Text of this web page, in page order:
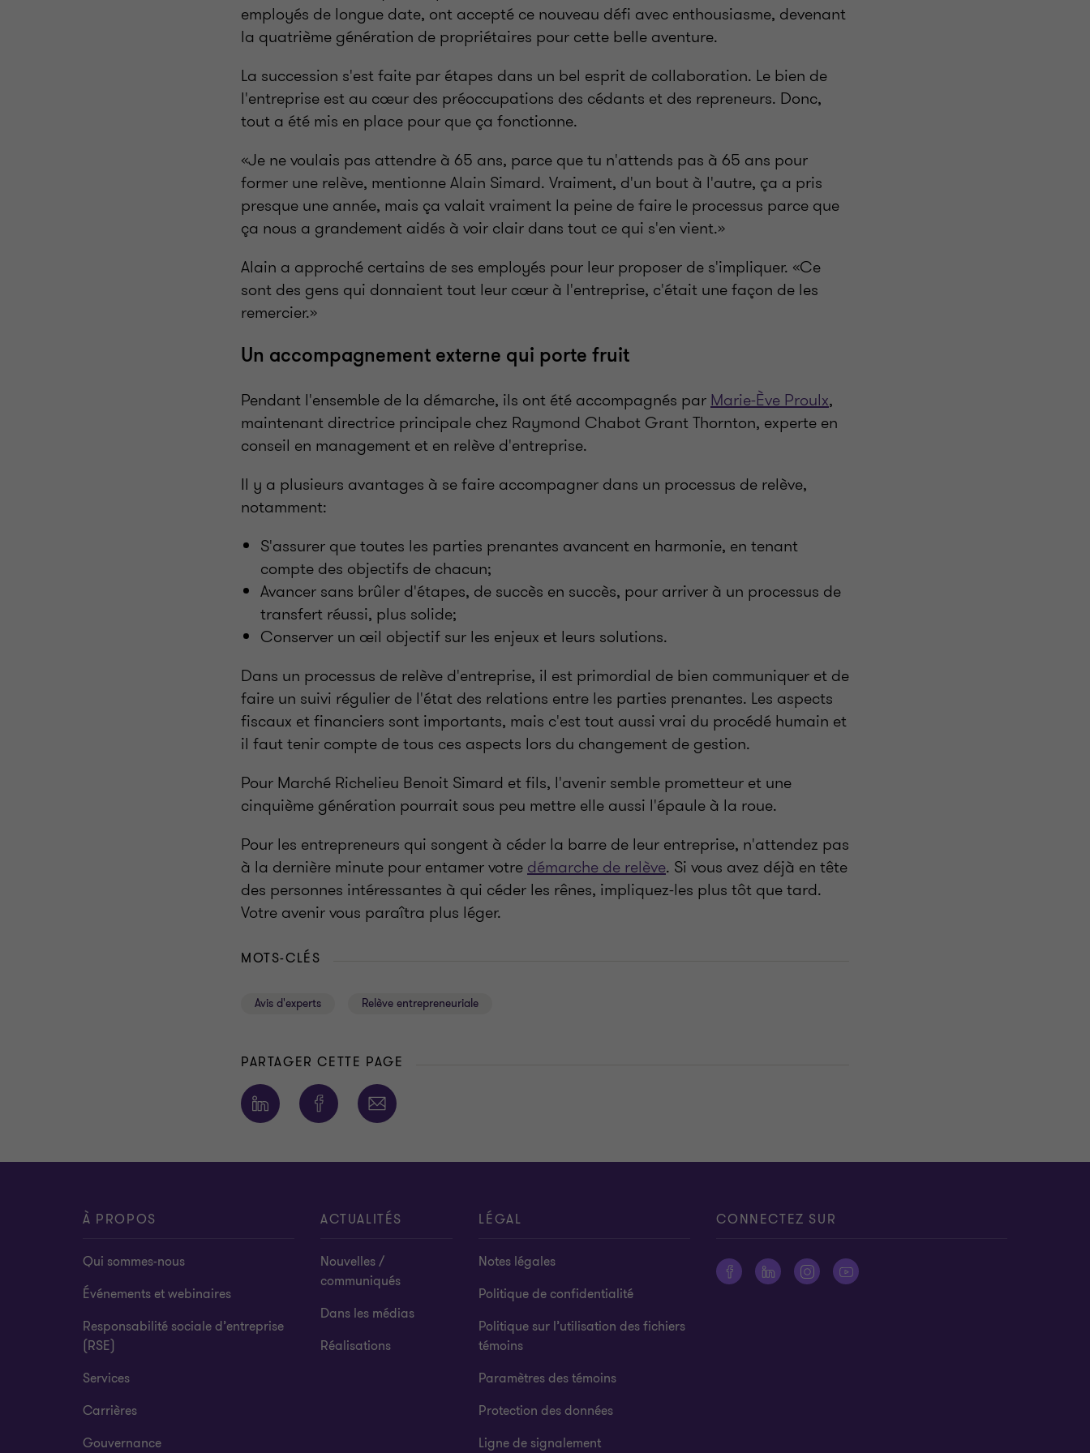
employés de longue date, ont accepté ce nouveau défi avec enthousiasme, devenant
la quatrième génération de propriétaires pour cette belle aventure.
La succession s'est faite par étapes dans un bel esprit de collaboration. Le bien de
l'entreprise est au cœur des préoccupations des cédants et des repreneurs. Donc,
tout a été mis en place pour que ça fonctionne.
«Je ne voulais pas attendre à 65 ans, parce que tu n'attends pas à 65 ans pour
former une relève, mentionne Alain Simard. Vraiment, d'un bout à l'autre, ça a pris
presque une année, mais ça valait vraiment la peine de faire le processus parce que
ça nous a grandement aidés à voir clair dans tout ce qui s'en vient.»
Alain a approché certains de ses employés pour leur proposer de s'impliquer. «Ce
sont des gens qui donnaient tout leur cœur à l'entreprise, c'était une façon de les
remercier.»
Un accompagnement externe qui porte fruit
Pendant l'ensemble de la démarche, ils ont été accompagnés par Marie-Ève Proulx,
maintenant directrice principale chez Raymond Chabot Grant Thornton, experte en
conseil en management et en relève d'entreprise.
Il y a plusieurs avantages à se faire accompagner dans un processus de relève,
notamment:
S'assurer que toutes les parties prenantes avancent en harmonie, en tenant
compte des objectifs de chacun;
Avancer sans brûler d'étapes, de succès en succès, pour arriver à un processus de
transfert réussi, plus solide;
Conserver un œil objectif sur les enjeux et leurs solutions.
Dans un processus de relève d'entreprise, il est primordial de bien communiquer et de
faire un suivi régulier de l'état des relations entre les parties prenantes. Les aspects
fiscaux et financiers sont importants, mais c'est tout aussi vrai du procédé humain et
il faut tenir compte de tous ces aspects lors du changement de gestion.
Pour Marché Richelieu Benoit Simard et fils, l'avenir semble prometteur et une
cinquième génération pourrait sous peu mettre elle aussi l'épaule à la roue.
Pour les entrepreneurs qui songent à céder la barre de leur entreprise, n'attendez pas
à la dernière minute pour entamer votre démarche de relève. Si vous avez déjà en tête
des personnes intéressantes à qui céder les rênes, impliquez-les plus tôt que tard.
Votre avenir vous paraîtra plus léger.
MOTS-CLÉS
Avis d'experts Relève entrepreneuriale
PARTAGER CETTE PAGE
À PROPOS
Qui sommes-nous
Événements et webinaires
Responsabilité sociale d’entreprise
(RSE)
Services
Carrières
Gouvernance
ACTUALITÉS
Nouvelles /
communiqués
Dans les médias
Réalisations
LÉGAL
Notes légales
Politique de confidentialité
Politique sur l’utilisation des fichiers
témoins
Paramètres des témoins
Protection des données
Ligne de signalement
CONNECTEZ SUR